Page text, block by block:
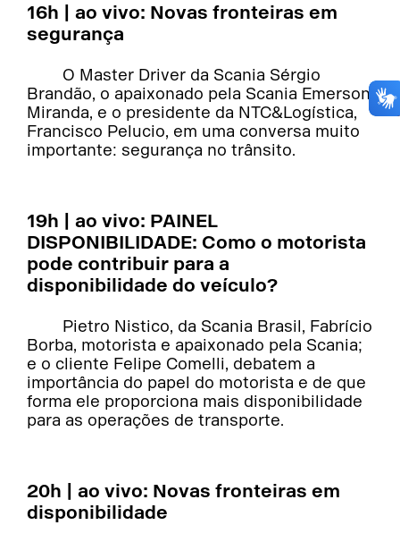
16h | ao vivo: Novas fronteiras em
segurança
O Master Driver da Scania Sérgio
Brandão, o apaixonado pela Scania Emerson
Miranda, e o presidente da NTC&Logística,
Francisco Pelucio, em uma conversa muito
importante: segurança no trânsito.
19h | ao vivo: PAINEL
DISPONIBILIDADE: Como o motorista
pode contribuir para a
disponibilidade do veículo?
Pietro Nistico, da Scania Brasil, Fabrício
Borba, motorista e apaixonado pela Scania;
e o cliente Felipe Comelli, debatem a
importância do papel do motorista e de que
forma ele proporciona mais disponibilidade
para as operações de transporte.
20h | ao vivo: Novas fronteiras em
disponibilidade